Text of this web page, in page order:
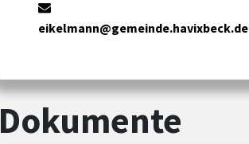
eikelmann@gemeinde.havixbeck.de
Dokumente